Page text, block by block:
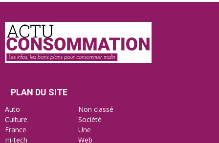
PLAN DU SITE
Auto
Non classé
Culture
Société
France
Une
Hi-tech
Web